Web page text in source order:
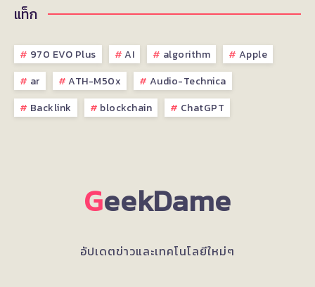
แท็ก
970 EVO Plus AI algorithm
Apple
ar
ATH-M50x
Audio-Technica
Backlink
blockchain ChatGPT
GeekDame
อัปเดตข่าวและเทคโนโลยีใหม่ๆ